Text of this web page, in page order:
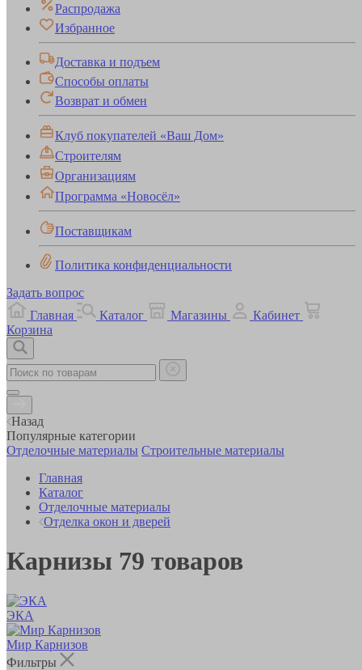
Распродажа
Избранное
Доставка и подъем
Способы оплаты
Возврат и обмен
Клуб покупателей «Ваш Дом»
Строителям
Организациям
Программа «Новосёл»
Поставщикам
Политика конфиденциальности
Задать вопрос
Главная
Каталог Магазины
Кабинет
Корзина
Назад
Популярные категории
Отделочные материалы Строительные материалы
Главная
Каталог
Отделочные материалы
Отделка окон и дверей
Карнизы 79 товаров
ЭКА
Мир Карнизов
Фильтры